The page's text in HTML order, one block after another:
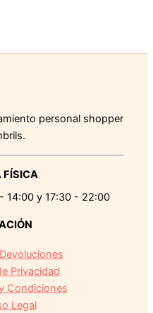
personal shopper
FÍSICA
14:00 y 17:30 - 22:00
Privacidad
Condiciones
Legal